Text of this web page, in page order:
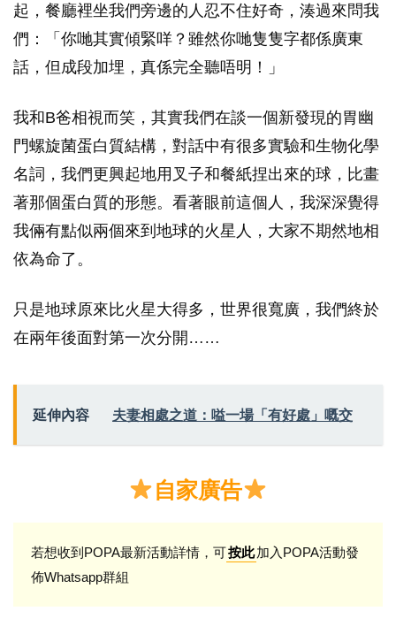
起，餐廳裡坐我們旁邊的人忍不住好奇，湊過來問我
們：「你哋其實傾緊咩？雖然你哋隻隻字都係廣東
話，但成段加埋，真係完全聽唔明！」
我和B爸相視而笑，其實我們在談一個新發現的胃幽
門螺旋菌蛋白質結構，對話中有很多實驗和生物化學
名詞，我們更興起地用叉子和餐紙捏出來的球，比畫
著那個蛋白質的形態。看著眼前這個人，我深深覺得
我倆有點似兩個來到地球的火星人，大家不期然地相
依為命了。
只是地球原來比火星大得多，世界很寬廣，我們終於
在兩年後面對第一次分開……
延伸內容 夫妻相處之道：嗌一場「有好處」嘅交
自家廣告
若想收到POPA最新活動詳情，可按此加入POPA活動發
佈Whatsapp群組